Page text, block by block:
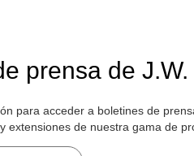
prensa de
para acceder a boletines de
extensiones de nuestra gama de